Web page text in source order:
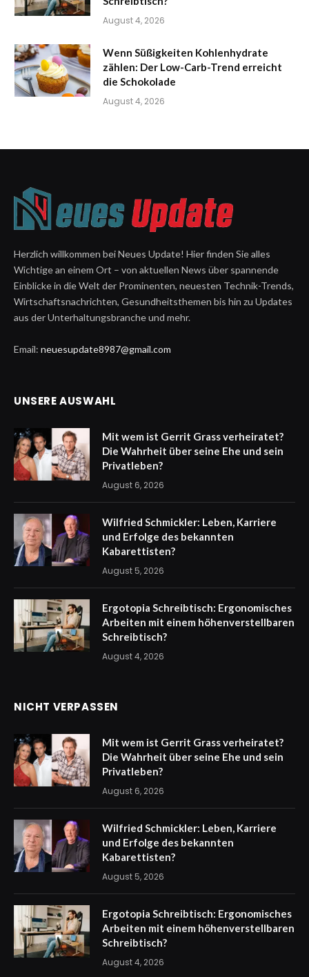
August 4, 2026
Wenn Süßigkeiten Kohlenhydrate
zählen: Der Low-Carb-Trend erreicht
die Schokolade
August 4, 2026
Herzlich willkommen bei Neues Update! Hier finden Sie alles
Wichtige an einem Ort – von aktuellen News über spannende
Einblicke in die Welt der Prominenten, neuesten Technik-Trends,
Wirtschaftsnachrichten, Gesundheitsthemen bis hin zu Updates
aus der Unterhaltungsbranche und mehr.
Email: neuesupdate8987@gmail.com
UNSERE AUSWAHL
Mit wem ist Gerrit Grass verheiratet?
Die Wahrheit über seine Ehe und sein
Privatleben?
August 6, 2026
Wilfried Schmickler: Leben, Karriere
und Erfolge des bekannten
Kabarettisten?
August 5, 2026
Ergotopia Schreibtisch: Ergonomisches
Arbeiten mit einem höhenverstellbaren
Schreibtisch?
August 4, 2026
NICHT VERPASSEN
Mit wem ist Gerrit Grass verheiratet?
Die Wahrheit über seine Ehe und sein
Privatleben?
August 6, 2026
Wilfried Schmickler: Leben, Karriere
und Erfolge des bekannten
Kabarettisten?
August 5, 2026
Ergotopia Schreibtisch: Ergonomisches
Arbeiten mit einem höhenverstellbaren
Schreibtisch?
August 4, 2026